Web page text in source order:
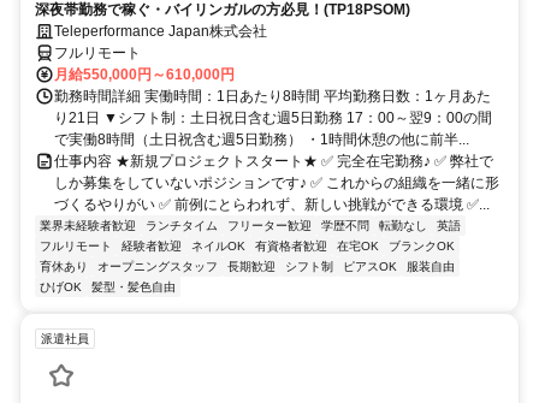
深夜帯勤務で稼ぐ・バイリンガルの方必見！(TP18PSOM)
Teleperformance Japan株式会社
フルリモート
月給550,000円～610,000円
勤務時間詳細 実働時間：1日あたり8時間 平均勤務日数：1ヶ月あた
り21日 ▼シフト制：土日祝日含む週5日勤務 17：00～翌9：00の間
で実働8時間（土日祝含む週5日勤務） ・1時間休憩の他に前半...
仕事内容 ★新規プロジェクトスタート★ ✅ 完全在宅勤務♪ ✅ 弊社で
しか募集をしていないポジションです♪ ✅ これからの組織を一緒に形
づくるやりがい ✅ 前例にとらわれず、新しい挑戦ができる環境 ✅...
業界未経験者歓迎 ランチタイム フリーター歓迎 学歴不問 転勤なし
英語
フルリモート
経験者歓迎 ネイルOK 有資格者歓迎 在宅OK
ブランクOK
育休あり
オープニングスタッフ 長期歓迎 シフト制 ピアスOK
服装自由
ひげOK
髪型・髪色自由
派遣社員